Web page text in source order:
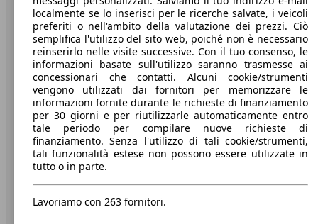
Società
A proposito di AutoScout24
Stampa
Media
Condizioni generali
Informazioni
Dichiarazione di Accessibilità
localmente se lo inserisci per le ricerche salvate, i veicoli
preferiti o nell'ambito della valutazione dei prezzi. Ciò
semplifica l'utilizzo del sito web, poiché non è necessario
reinserirlo nelle visite successive. Con il tuo consenso, le
informazioni basate sull'utilizzo saranno trasmesse ai
concessionari che contatti. Alcuni cookie/strumenti
vengono utilizzati dai fornitori per memorizzare le
informazioni fornite durante le richieste di finanziamento
per 30 giorni e per riutilizzarle automaticamente entro
tale periodo per compilare nuove richieste di
finanziamento. Senza l'utilizzo di tali cookie/strumenti,
tali funzionalità estese non possono essere utilizzate in
tutto o in parte.
Lavoriamo con 263 fornitori.